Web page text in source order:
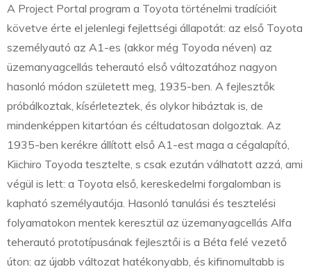
A Project Portal program a Toyota történelmi tradícióit
követve érte el jelenlegi fejlettségi állapotát: az első Toyota
személyautó az A1-es (akkor még Toyoda néven) az
üzemanyagcellás teherautó első változatához nagyon
hasonló módon született meg, 1935-ben. A fejlesztők
próbálkoztak, kísérleteztek, és olykor hibáztak is, de
mindenképpen kitartóan és céltudatosan dolgoztak. Az
1935-ben kerékre állított első A1-est maga a cégalapító,
Kiichiro Toyoda tesztelte, s csak ezután válhatott azzá, ami
végül is lett: a Toyota első, kereskedelmi forgalomban is
kapható személyautója. Hasonló tanulási és tesztelési
folyamatokon mentek keresztül az üzemanyagcellás Alfa
teherautó prototípusának fejlesztői is a Béta felé vezető
úton: az újabb változat hatékonyabb, és kifinomultabb is